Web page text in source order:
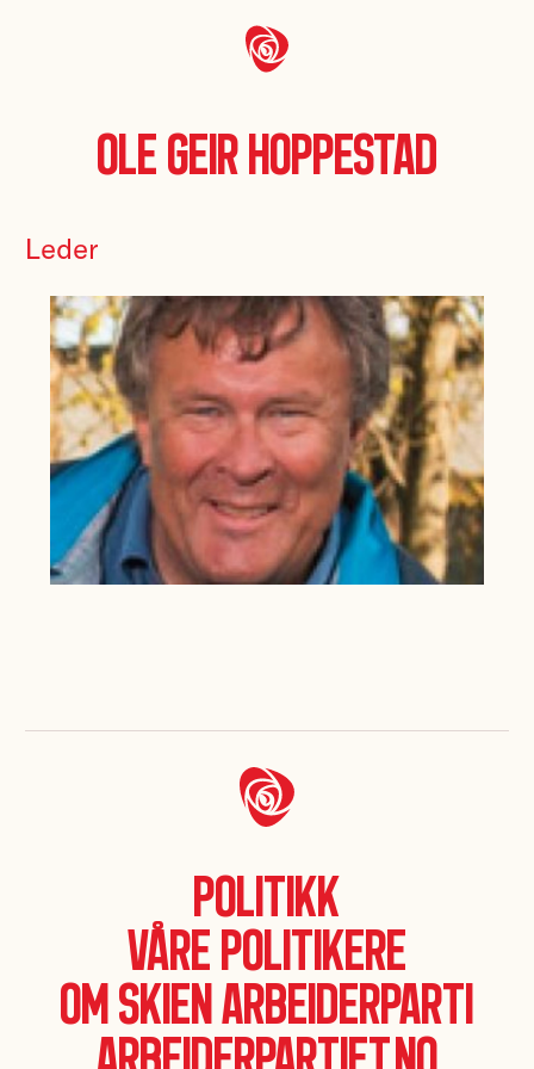
Ole Geir Hoppestad
Leder
Politikk
Våre politikere
Om Skien Arbeiderparti
Arbeiderpartiet.no